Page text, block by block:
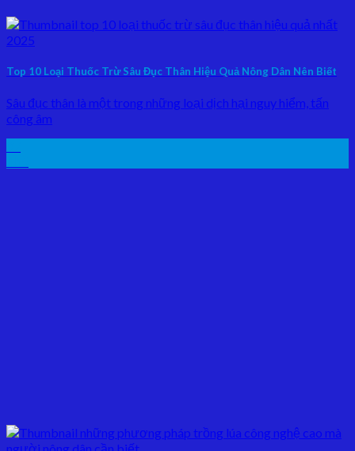
Top 10 Loại Thuốc Trừ Sâu Đục Thân Hiệu Quả Nông Dân Nên Biết
Sâu đục thân là một trong những loại dịch hại nguy hiểm, tấn
công âm